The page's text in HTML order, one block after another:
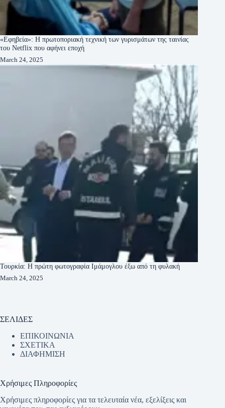
«Εφηβεία»: Η πρωτοποριακή τεχνική των γυρισμάτων της ταινίας
του Netflix που αφήνει εποχή
March 24, 2025
Τουρκία: Η πρώτη φωτογραφία Ιμάμογλου έξω από τη φυλακή
March 24, 2025
ΣΕΛΙΔΕΣ
ΕΠΙΚΟΙΝΩΝΙΑ
ΣΧΕΤΙΚΑ
ΔΙΑΦΗΜΙΣΗ
Χρήσιμες Πληροφορίες
Χρήσιμες πληροφορίες για τα τελευταία νέα, εξελίξεις και